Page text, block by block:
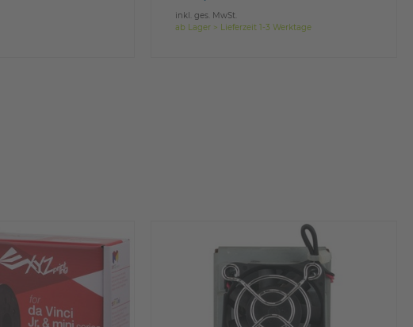
inkl. ges. MwSt.
ab Lager > Lieferzeit 1-3 Werktage